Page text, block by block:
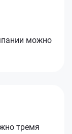
можно
тремя